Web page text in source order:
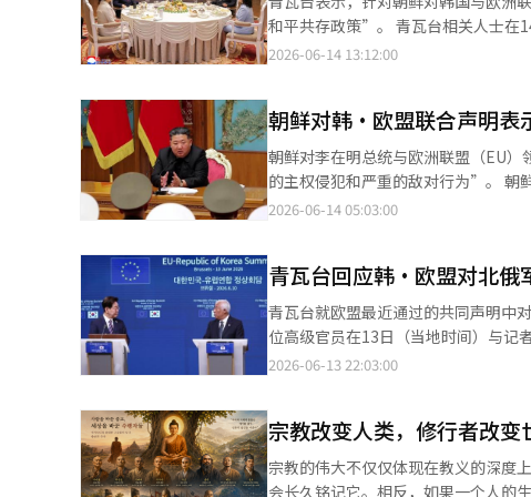
设施也遭受重大损失。中东各地的亲
巨额的军事开支，旅游和投资也受到
中国。表面上看是美国与伊朗的战争
印太地区。美国最担心的不是伊朗，
应链等几乎所有战略产业中，美中竞
外交能力和财政被束缚在中东，无法
组的体现。美国希望在一定程度上理
的表现比预期要安静得多。中国公开
原油的主要进口国。中国的目标很明
得战略空间。俄罗斯也是如此。背负
化，国际原油市场的不稳定性可能会
及波斯人的气质西方常常将伊朗视为
史意识。他们将自己与阿拉伯世界区
因，不仅仅是军事力量，还有这种文
形成了独特的忍耐和抵抗精神。因此
展了民主。 在经济危机与社会动荡中
暗。 作为自发的信仰共同体起步的韩
重要支柱。 各位贵宾，26年前的6月
进行，为朝鲜半岛和平打开了新的希
包括停止散发传单和对北方的扩音广
竞争。 我们将持续努力防止南北间的
体制。 各位贵宾，国际社会长期以来
在此过程中，感谢教皇厅始终如一的
态、种族与文化的差异，与志同道合
裂的地方增进团结，使和平成为人
4节的珍贵话语愿在全国实现，请大
固朝鲜半岛的和平，形成良性循环。
异，分享友谊、学习和平与团结价值
战胜了世界。”两千年前，耶稣基督
今天我们共同奉献的祈祷，愿成为全
报道经人工智能（AI）系统翻译与编辑
和平共存政策”。 青瓦台相关人士在
岛紧张局势和实现和平方面的政策”
于10日在比利时布鲁塞尔举行峰会
为《不扩散核武器条约》（NPT）
报道经人工智能（AI）系统翻译与编
2026-06-14 13:12:00
朝鲜对韩·欧盟联合声明表
朝鲜对李在明总统与欧洲联盟（EU
的主权侵犯和严重的敌对行为”。 朝鲜外交部于13日通过发言人发表声明称：“韩国同样是一个将敌对和对抗体质
化的固定敌国。” 外交部指出：“正在欧洲访问的韩国总统与EU领导层发布的联合声明中，包含了对朝鲜核国家地
国家。” 朝鲜所指的联合声明是李在明总统于10日在比利时布鲁塞尔与EU轮值主席安东尼奥·科斯塔及欧盟委员会
主席乌尔苏拉·冯德莱恩会晤后发布的文件。 在联合声明中，双方对朝鲜的核与弹道导弹计划
了符合联合国安全理事会决议的朝鲜半岛完全无核化的决心。 此外，
核武器条约》（NPT）下的核国家，也无法享有任何特殊地位
法，并呼吁立即停止相关活动，遵守
2026-06-14 05:03:00
青瓦台回应韩·欧盟对北俄
青瓦台就欧盟最近通过的共同声明中
位高级官员在13日（当地时间）与记
是韩国政府之前已经表明的立场，声
陪同李在明总统出访欧洲的这位官员
盟的意见可能更为强硬，但声明中反
题表明强硬原则，同时提到朝鲜半岛
2026-06-13 22:03:00
宗教改变人类，修行者改变
宗教的伟大不仅仅体现在教义的深度
会长久铭记它。相反，如果一个人的